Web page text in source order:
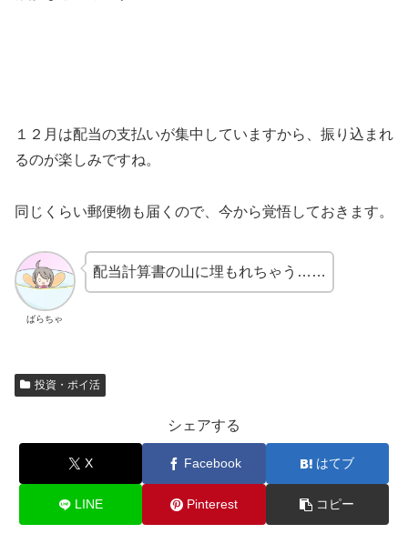
１２月は配当の支払いが集中していますから、振り込まれ
るのが楽しみですね。
同じくらい郵便物も届くので、今から覚悟しておきます。
ばらちゃ
配当計算書の山に埋もれちゃう……
投資・ポイ活
シェアする
X Facebook はてブ
LINE Pinterest コピー